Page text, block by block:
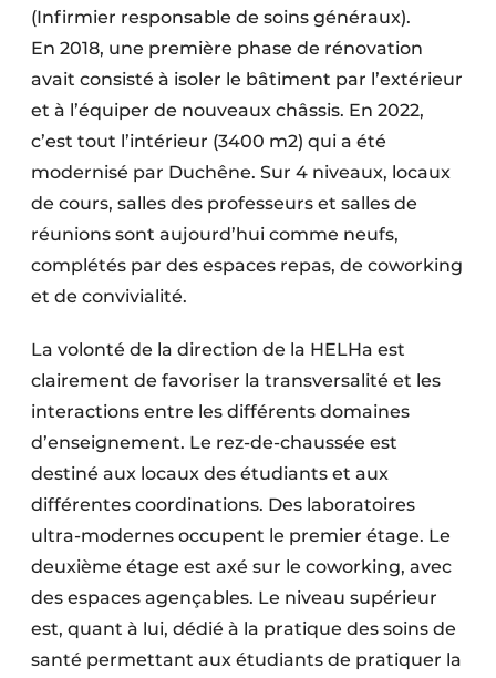
(Infirmier responsable de soins généraux).
En 2018, une première phase de rénovation
avait consisté à isoler le bâtiment par l’extérieur
et à l’équiper de nouveaux châssis. En 2022,
c’est tout l’intérieur (3400 m2) qui a été
modernisé par Duchêne. Sur 4 niveaux, locaux
de cours, salles des professeurs et salles de
réunions sont aujourd’hui comme neufs,
complétés par des espaces repas, de coworking
et de convivialité.
La volonté de la direction de la HELHa est
clairement de favoriser la transversalité et les
interactions entre les différents domaines
d’enseignement. Le rez-de-chaussée est
destiné aux locaux des étudiants et aux
différentes coordinations. Des laboratoires
ultra-modernes occupent le premier étage. Le
deuxième étage est axé sur le coworking, avec
des espaces agençables. Le niveau supérieur
est, quant à lui, dédié à la pratique des soins de
santé permettant aux étudiants de pratiquer la